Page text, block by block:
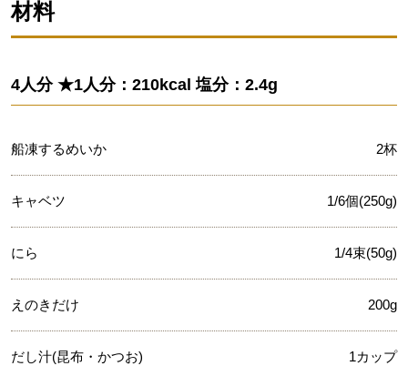
材料
4人分 ★1人分：210kcal 塩分：2.4g
船凍するめいか 2杯
キャベツ 1/6個(250g)
にら 1/4束(50g)
えのきだけ 200g
だし汁(昆布・かつお) 1カップ